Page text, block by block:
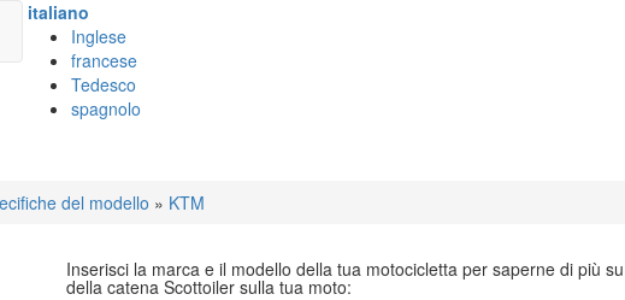
italiano
Inglese
francese
Tedesco
spagnolo
del modello » KTM
Inserisci la marca e il modello della tua motocicletta per saperne di più
della catena Scottoiler sulla tua moto: